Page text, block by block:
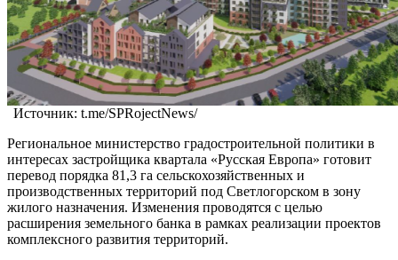
Источник: t.me/SPRojectNews/
Региональное министерство градостроительной политики в
интересах застройщика квартала «Русская Европа» готовит
перевод порядка 81,3 га сельскохозяйственных и
производственных территорий под Светлогорском в зону
жилого назначения. Изменения проводятся с целью
расширения земельного банка в рамках реализации проектов
комплексного развития территорий.